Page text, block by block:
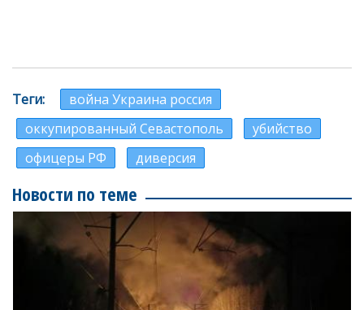
Теги
война Украина россия
оккупированный Севастополь
убийство
офицеры РФ
диверсия
Новости по теме